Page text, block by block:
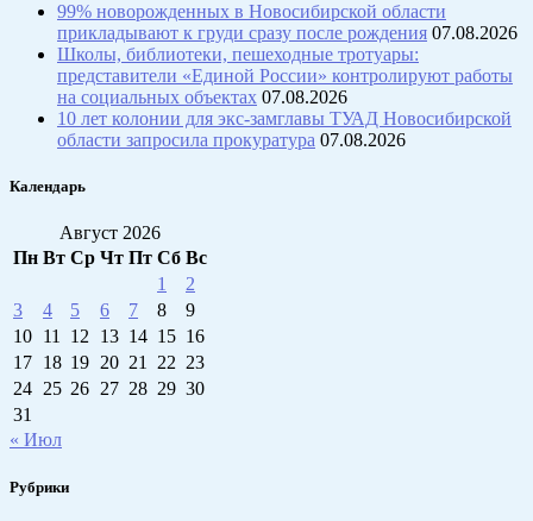
99% новорожденных в Новосибирской области
прикладывают к груди сразу после рождения 07.08.2026
Школы, библиотеки, пешеходные тротуары:
представители «Единой России» контролируют работы
на социальных объектах 07.08.2026
10 лет колонии для экс-замглавы ТУАД Новосибирской
области запросила прокуратура 07.08.2026
Календарь
Август 2026
Пн Вт Ср Чт Пт Сб Вс
1
2
3
4 5 6 7 8
9
10 11 12 13 14 15 16
17 18 19 20 21 22 23
24 25 26 27 28 29 30
31
« Июл
Рубрики